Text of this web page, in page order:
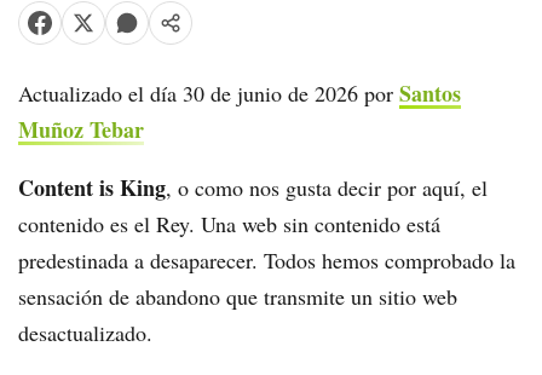
Actualizado el día 30 de junio de 2026 por Santos
Muñoz Tebar
Content is King, o como nos gusta decir por aquí, el
contenido es el Rey. Una web sin contenido está
predestinada a desaparecer. Todos hemos comprobado la
sensación de abandono que transmite un sitio web
desactualizado.